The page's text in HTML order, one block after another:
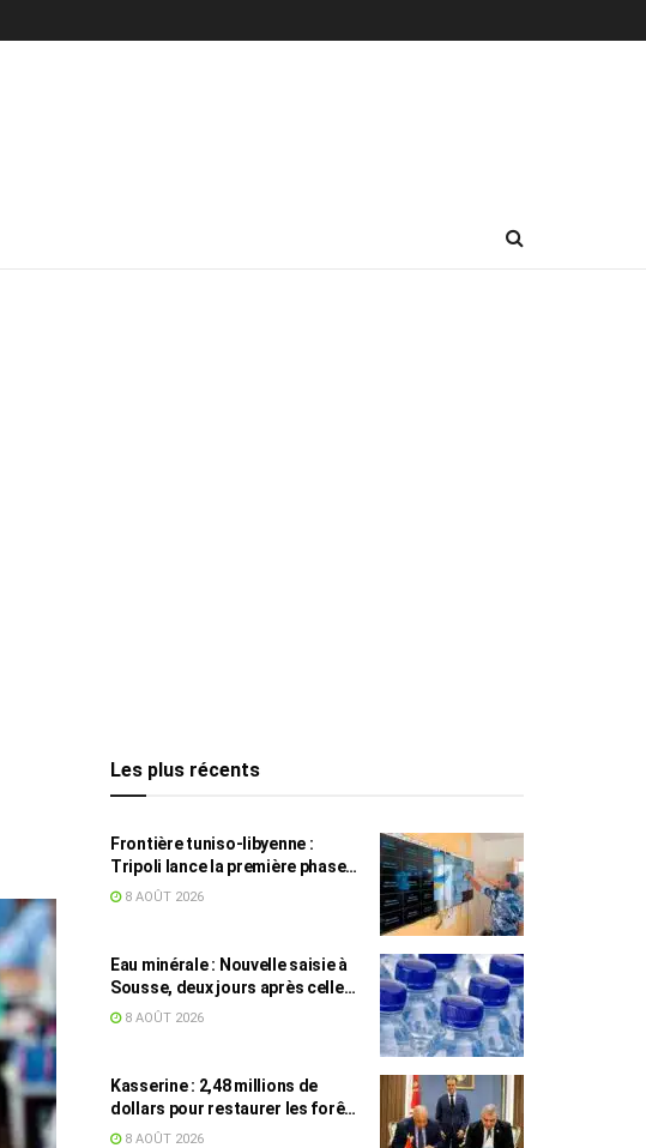
Les plus récents
Frontière tuniso-libyenne :
Tripoli lance la première phase
d’un système de surveillance sur
8 AOÛT 2026
Eau minérale : Nouvelle saisie à
Sousse, deux jours après celle
des grossistes
8 AOÛT 2026
Kasserine : 2,48 millions de
dollars pour restaurer les forêts
de pin d’Alep
8 AOÛT 2026